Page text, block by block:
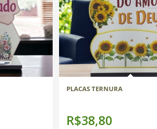
PLACAS TERNURA
R$38,80